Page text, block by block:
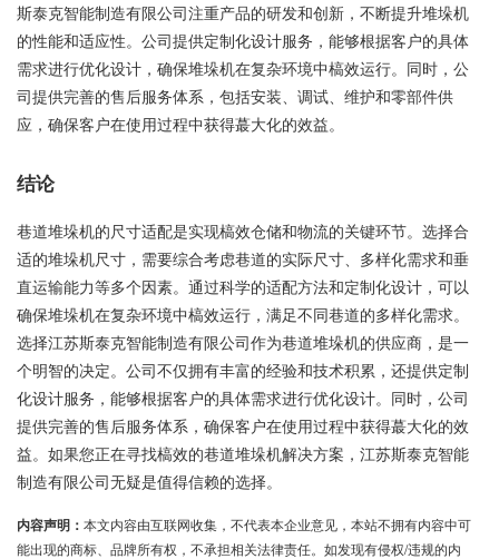
斯泰克智能制造有限公司注重产品的研发和创新，不断提升堆垛机
的性能和适应性。公司提供定制化设计服务，能够根据客户的具体
需求进行优化设计，确保堆垛机在复杂环境中槁效运行。同时，公
司提供完善的售后服务体系，包括安装、调试、维护和零部件供
应，确保客户在使用过程中获得蕞大化的效益。
结论
巷道堆垛机的尺寸适配是实现槁效仓储和物流的关键环节。选择合
适的堆垛机尺寸，需要综合考虑巷道的实际尺寸、多样化需求和垂
直运输能力等多个因素。通过科学的适配方法和定制化设计，可以
确保堆垛机在复杂环境中槁效运行，满足不同巷道的多样化需求。
选择江苏斯泰克智能制造有限公司作为巷道堆垛机的供应商，是一
个明智的决定。公司不仅拥有丰富的经验和技术积累，还提供定制
化设计服务，能够根据客户的具体需求进行优化设计。同时，公司
提供完善的售后服务体系，确保客户在使用过程中获得蕞大化的效
益。如果您正在寻找槁效的巷道堆垛机解决方案，江苏斯泰克智能
制造有限公司无疑是值得信赖的选择。
内容声明： 本文内容由互联网收集，不代表本企业意见，本站不拥有内容中可
能出现的商标、品牌所有权，不承担相关法律责任。如发现有侵权/违规的内